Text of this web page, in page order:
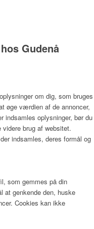
Gudenå
om dig, som bruges
øge værdien af de annoncer,
indsamles oplysninger, bør du
videre brug af websitet.
indsamles, deres formål og
som gemmes på din
at genkende den, huske
Cookies kan ikke